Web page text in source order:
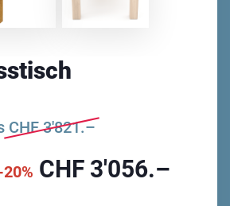
CHF3'821.–
CHF 3'056.–